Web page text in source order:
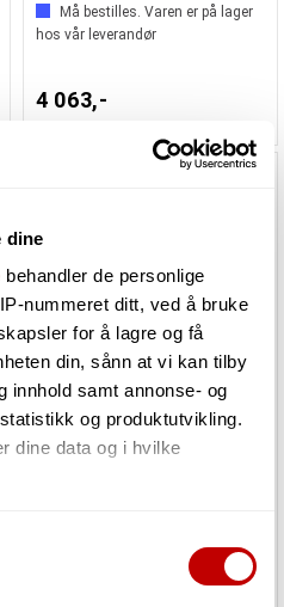
dine
behandler de personlige
nummeret ditt, ved å bruke
for å lagre og få
din, sånn at vi kan tilby
innhold samt annonse- og
og produktutvikling.
dine data og i hvilke
om den geografiske
Må bestilles. Varen er på lager
hos vår leverandør
4 063,-
Tama HT750BC